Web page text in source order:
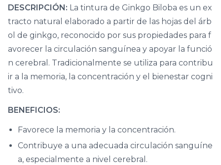
DESCRIPCIÓN: La tintura de Ginkgo Biloba es un ex
tracto natural elaborado a partir de las hojas del árb
ol de ginkgo, reconocido por sus propiedades para f
avorecer la circulación sanguínea y apoyar la funció
n cerebral. Tradicionalmente se utiliza para contribu
ir a la memoria, la concentración y el bienestar cogni
tivo.
BENEFICIOS:
Favorece la memoria y la concentración.
Contribuye a una adecuada circulación sanguíne
a, especialmente a nivel cerebral.